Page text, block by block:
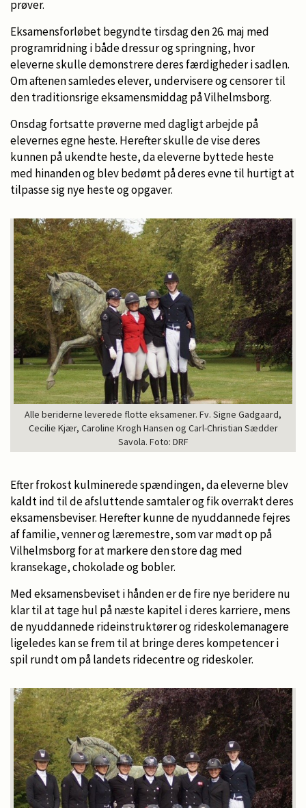
prøver.
Eksamensforløbet begyndte tirsdag den 26. maj med
programridning i både dressur og springning, hvor
eleverne skulle demonstrere deres færdigheder i sadlen.
Om aftenen samledes elever, undervisere og censorer til
den traditionsrige eksamensmiddag på Vilhelmsborg.
Onsdag fortsatte prøverne med dagligt arbejde på
elevernes egne heste. Herefter skulle de vise deres
kunnen på ukendte heste, da eleverne byttede heste
med hinanden og blev bedømt på deres evne til hurtigt at
tilpasse sig nye heste og opgaver.
Alle beriderne leverede flotte eksamener. Fv. Signe Gadgaard,
Cecilie Kjær, Caroline Krogh Hansen og Carl-Christian Sædder
Savola. Foto: DRF
Efter frokost kulminerede spændingen, da eleverne blev
kaldt ind til de afsluttende samtaler og fik overrakt deres
eksamensbeviser. Herefter kunne de nyuddannede fejres
af familie, venner og læremestre, som var mødt op på
Vilhelmsborg for at markere den store dag med
kransekage, chokolade og bobler.
Med eksamensbeviset i hånden er de fire nye beridere nu
klar til at tage hul på næste kapitel i deres karriere, mens
de nyuddannede rideinstruktører og rideskolemanagere
ligeledes kan se frem til at bringe deres kompetencer i
spil rundt om på landets ridecentre og rideskoler.